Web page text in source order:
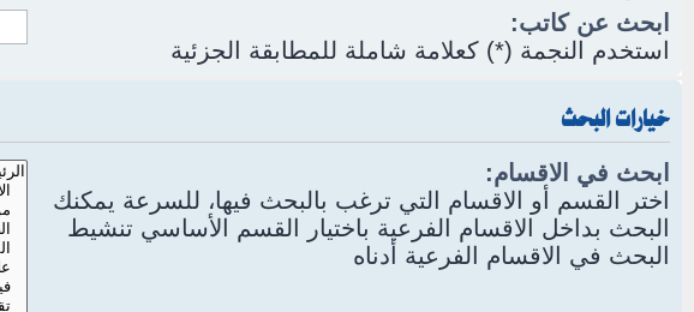
ابحث عن كاتب:
استخدم النجمة (*) كعلامة شاملة للمطابقة الجزئية
خيارات البحث
ابحث في الاقسام:
اختر القسم أو الاقسام التي ترغب بالبحث فيها، للسرعة يمكنك
البحث بداخل الاقسام الفرعية باختيار القسم الأساسي تنشيط
البحث في الاقسام الفرعية أدناه